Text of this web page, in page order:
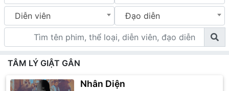
Diễn viên Đạo diễn
TÂM LÝ GIẬT GÂN
Nhân Diện